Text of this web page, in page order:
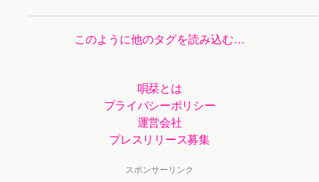
このように他のタグを読み込む…
唄栞とは
プライバシーポリシー
運営会社
プレスリリース募集
スポンサーリンク